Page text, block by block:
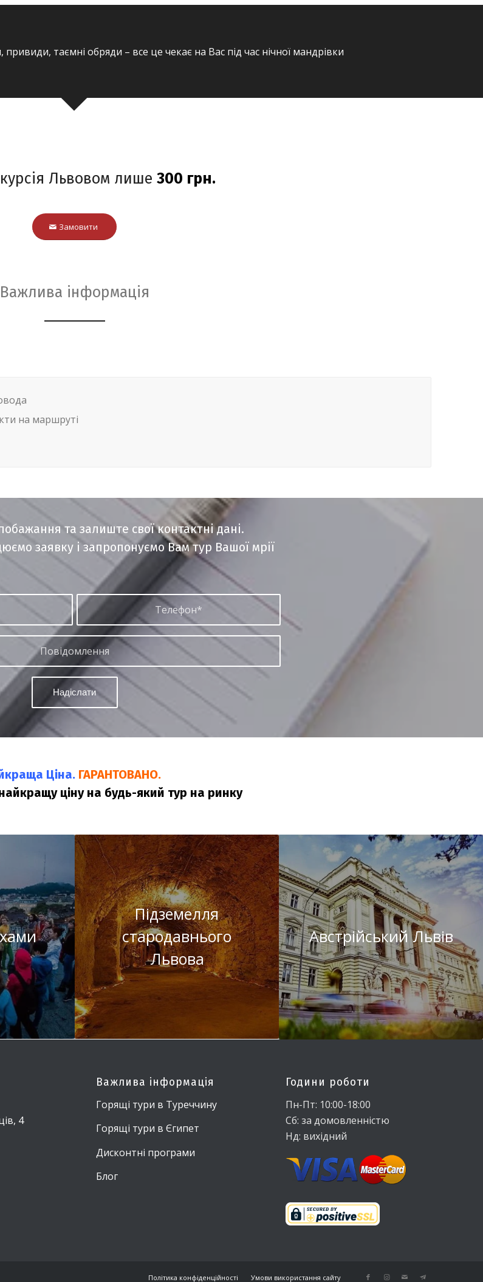
привиди, таємні обряди – все це чекає на Вас під час нічної мандрівки
Львовом лише 300 грн.
Замовити
Важлива інформація
на маршруті
та залиште свої контактні дані.
заявку і запропонуємо Вам тур Вашої мрії
Ціна. ГАРАНТОВАНО.
ціну на будь-який тур на ринку
Підземелля
стародавнього
Львова
Австрійський Львів
4
Важлива інформація
Горящі тури в Туреччину
Горящі тури в Єгипет
Дисконтні програми
Блог
Години роботи
Пн-Пт: 10:00-18:00
Сб: за домовленністю
Нд: вихідний
Політика конфіденційності Умови використання сайту